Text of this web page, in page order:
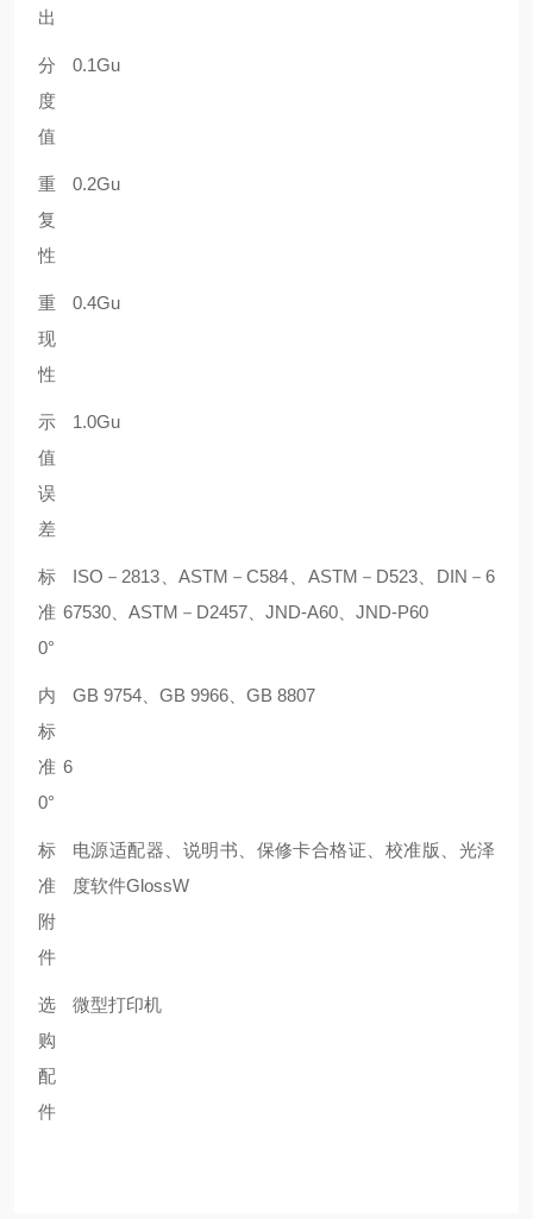
出
分
度
值
0.1Gu
重
复
性
0.2Gu
重
现
性
0.4Gu
示
值
误
差
1.0Gu
标
准 6
0°
ISO－2813、ASTM－C584、ASTM－D523、DIN－6
7530、ASTM－D2457、JND-A60、JND-P60
内
标
准 6
0°
GB 9754、GB 9966、GB 8807
标
准
附
件
电源适配器、说明书、保修卡合格证、校准版、光泽
度软件GlossW
选
购
配
件
微型打印机